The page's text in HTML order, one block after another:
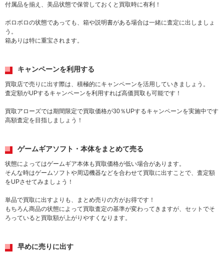
付属品を揃え、美品状態で保管しておくと買取時に有利！
ボロボロの状態であっても、箱や説明書がある場合は一緒に査定に出しましょ
う。
箱ありは特に重宝されます。
キャンペーンを利用する
買取店で売りに出す際は、積極的にキャンペーンを活用していきましょう。
査定額がUPするキャンペーンを利用すれば高価買取も可能です！
買取アローズでは期間限定で買取価格が30％UPするキャンペーンを実施中です
高額査定を目指しましょう！
ゲームギアソフト・本体をまとめて売る
状態によってはゲームギア本体も買取価格が低い場合があります。
そんな時はゲームソフトや周辺機器などを合わせて買取に出すことで、査定額
をUPさせてみましょう！
単品で買取に出すよりも、まとめ売りの方がお得です！
もちろん商品の状態によって買取査定の基準が変わってきますが、セットでそ
ろっていると買取額が上がりやすくなります。
早めに売りに出す